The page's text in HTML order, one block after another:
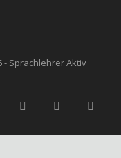
- Sprachlehrer Aktiv